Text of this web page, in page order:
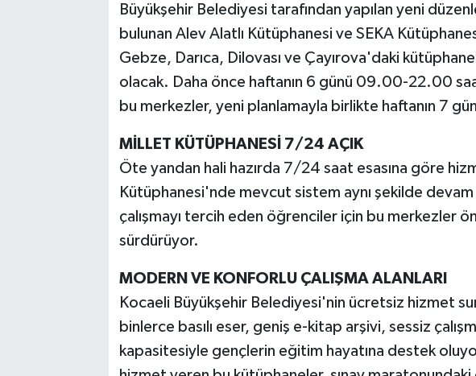
Büyükşehir Belediyesi tarafından yapılan yeni
bulunan Alev Alatlı Kütüphanesi ve SEKA
Gebze, Darıca, Dilovası ve Çayırova'daki
olacak. Daha önce haftanın 6 günü 09.00-22.00
bu merkezler, yeni planlamayla birlikte haftanın 7
MİLLET KÜTÜPHANESİ 7/24 AÇIK
Öte yandan hali hazırda 7/24 saat esasına göre
Kütüphanesi'nde mevcut sistem aynı şekilde
çalışmayı tercih eden öğrenciler için bu merkezler
sürdürüyor.
MODERN VE KONFORLU ÇALIŞMA ALANLARI
Kocaeli Büyükşehir Belediyesi'nin ücretsiz hizmet
binlerce basılı eser, geniş e-kitap arşivi, sessiz
kapasitesiyle gençlerin eğitim hayatına destek